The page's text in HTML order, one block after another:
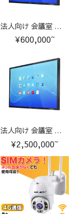
法人向け 会議室 ディスプレイ マルチタッチ 大型テレビ【75インチ】
¥600,000~
法人向け 会議室 ディスプレイ マルチタッチ 大型テレビ【110インチ】
¥2,500,000~